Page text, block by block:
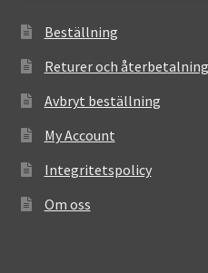
Beställning
Returer och
Avbryt beställning
My Account
Integritetspolicy
Om oss